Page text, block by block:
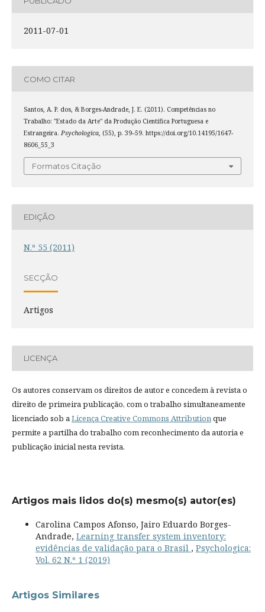
2011-07-01
COMO CITAR
Santos, A. P. dos, & Borges-Andrade, J. E. (2011). Competências no
Trabalho: "Estado da Arte" da Produção Científica Portuguesa e
Estrangeira. Psychologica, (55), p. 39–59. https://doi.org/10.14195/1647-
8606_55_3
Formatos Citação
EDIÇÃO
N.º 55 (2011)
SECÇÃO
Artigos
LICENÇA
Os autores conservam os direitos de autor e concedem à revista o
direito de primeira publicação, com o trabalho simultaneamente
licenciado sob aLicença Creative Commons Attributionque
permite a partilha do trabalho com reconhecimento da autoria e
publicação inicial nesta revista.
Artigos mais lidos do(s) mesmo(s) autor(es)
Carolina Campos Afonso, Jairo Eduardo Borges-
Andrade, Learning transfer system inventory:
evidências de validação para o Brasil , Psychologica:
Vol. 62 N.º 1 (2019)
Artigos Similares